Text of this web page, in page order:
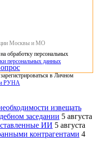
Москвы и МО
на обработку персональных
персональных данных
в Личном
РУНА
извещать
заседании 5 августа
ИИ 5 августа
контрагентами 4